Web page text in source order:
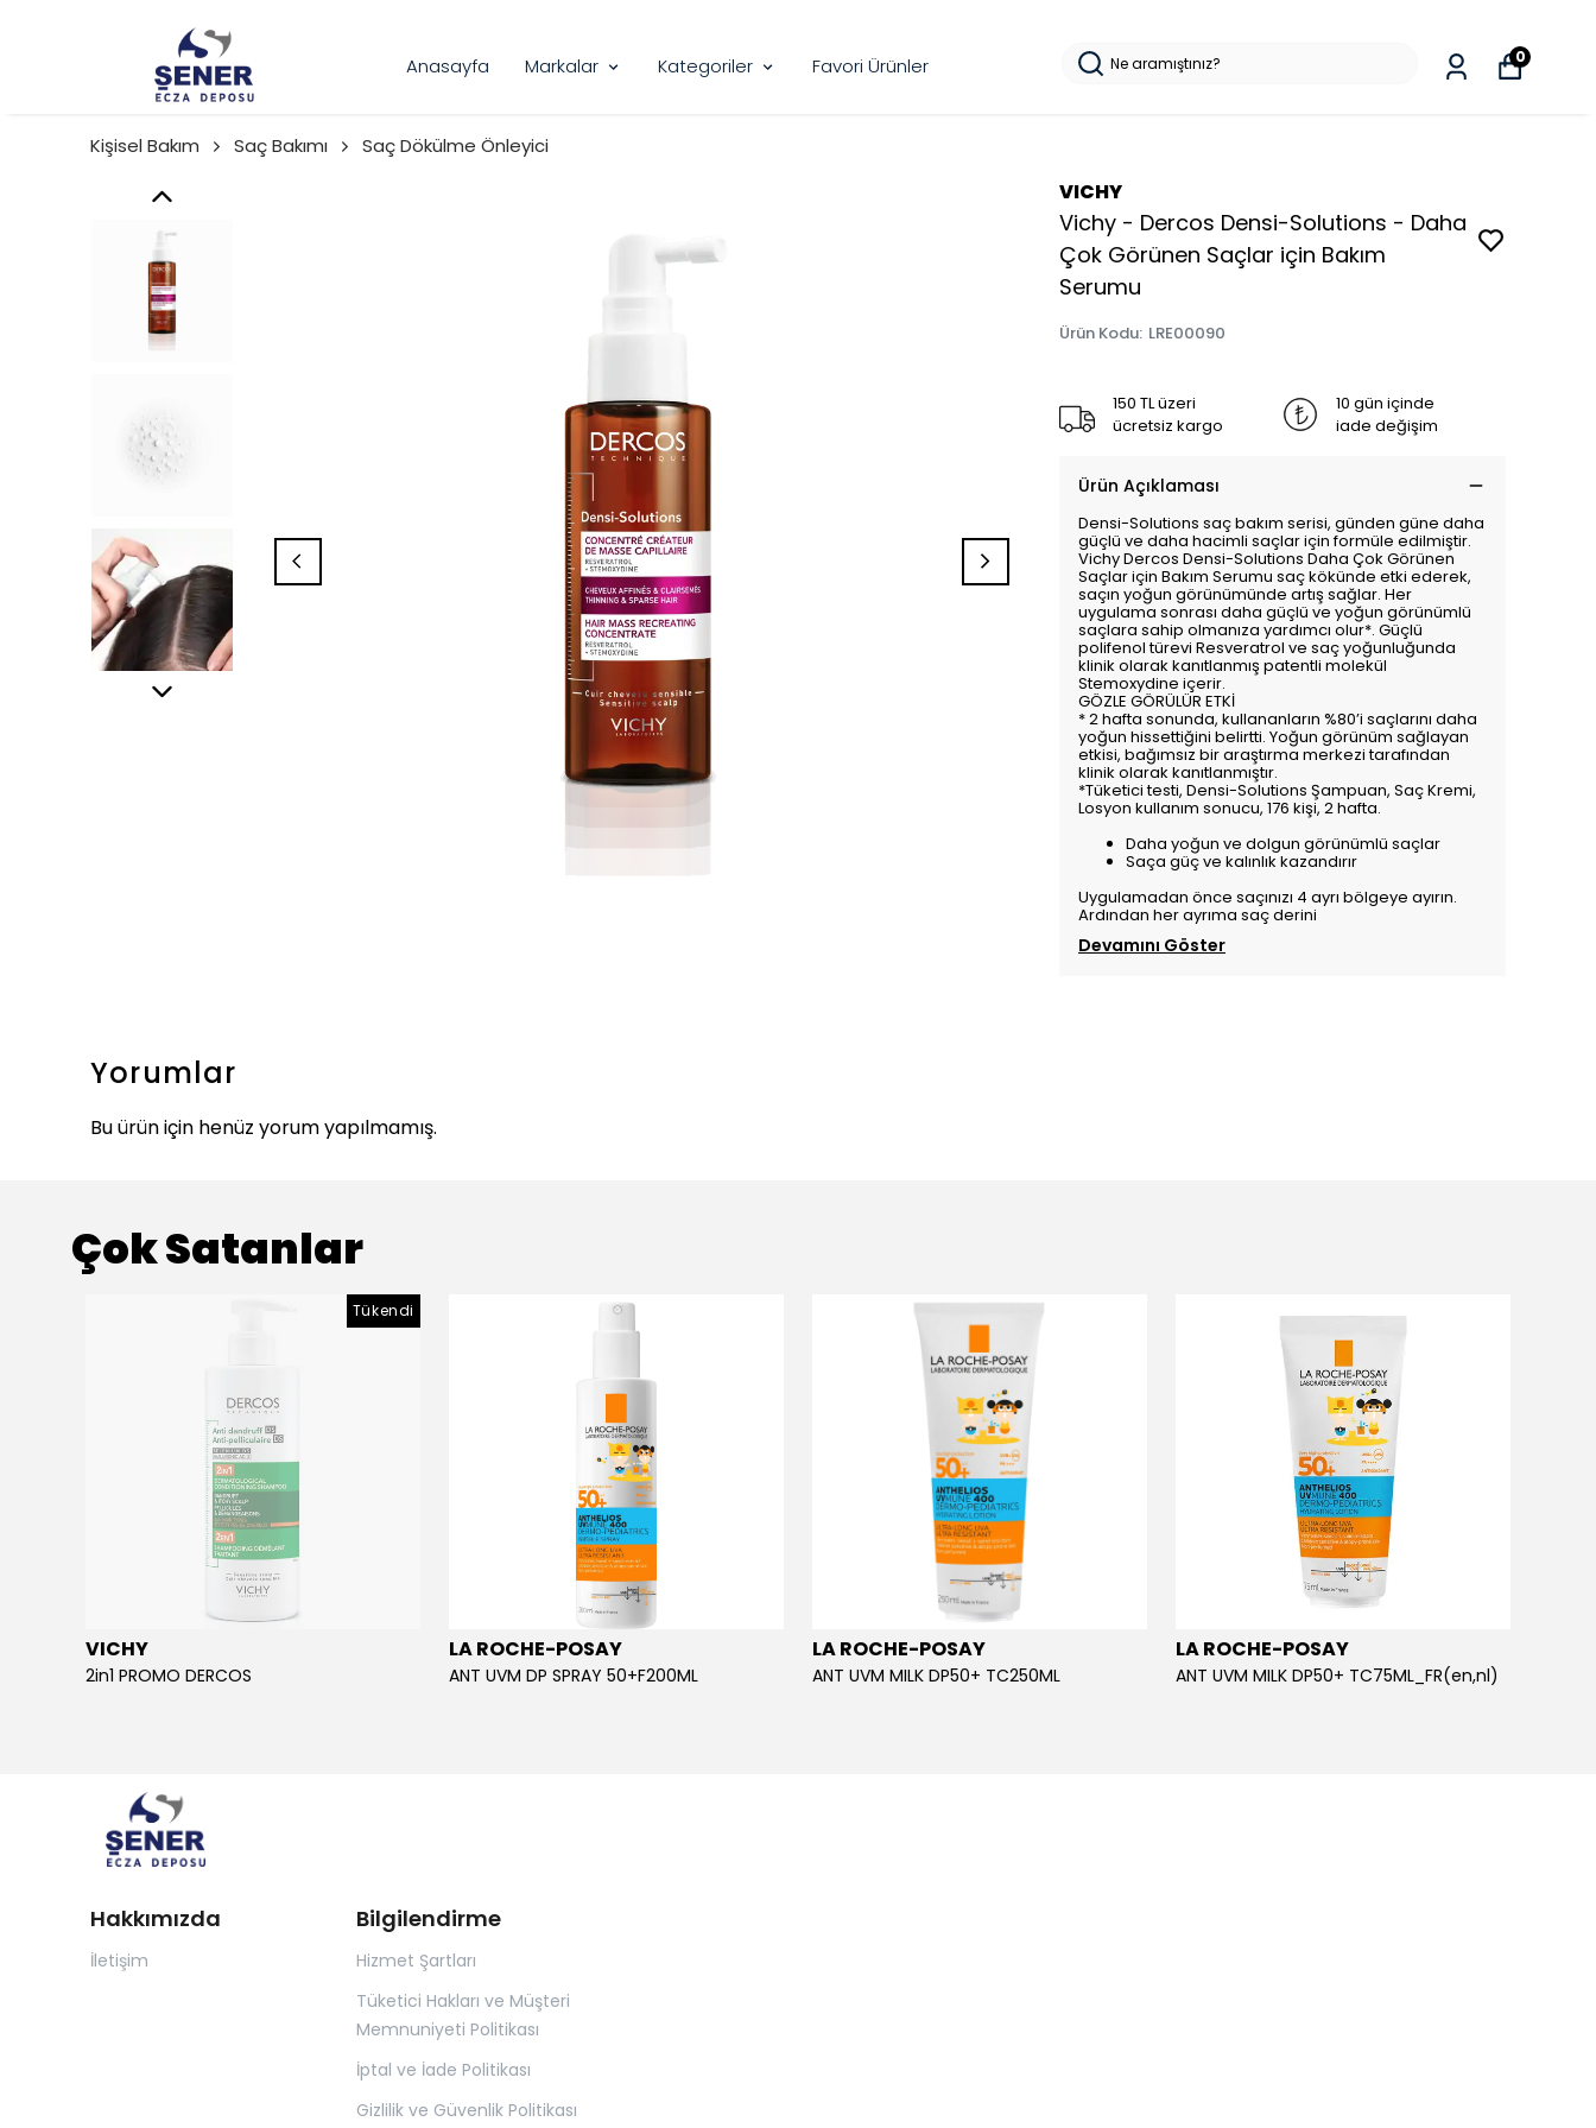
Anasayfa Markalar Kategoriler Favori Ürünler 0
Kişisel Bakım Saç Bakımı Saç Dökülme Önleyici
VICHY
Vichy - Dercos Densi-Solutions - Daha
Çok Görünen Saçlar için Bakım
Serumu
Ürün Kodu: LRE00090
150 TL üzeri
ücretsiz kargo
10 gün içinde
iade değişim
Ürün Açıklaması
Densi-Solutions saç bakım serisi, günden güne daha
güçlü ve daha hacimli saçlar için formüle edilmiştir.
Vichy Dercos Densi-Solutions Daha Çok Görünen
Saçlar için Bakım Serumu saç kökünde etki ederek,
saçın yoğun görünümünde artış sağlar. Her
uygulama sonrası daha güçlü ve yoğun görünümlü
saçlara sahip olmanıza yardımcı olur*. Güçlü
polifenol türevi Resveratrol ve saç yoğunluğunda
klinik olarak kanıtlanmış patentli molekül
Stemoxydine içerir.
GÖZLE GÖRÜLÜR ETKİ
* 2 hafta sonunda, kullananların %80’i saçlarını daha
yoğun hissettiğini belirtti. Yoğun görünüm sağlayan
etkisi, bağımsız bir araştırma merkezi tarafından
klinik olarak kanıtlanmıştır.
*Tüketici testi, Densi-Solutions Şampuan, Saç Kremi,
Losyon kullanım sonucu, 176 kişi, 2 hafta.
Daha yoğun ve dolgun görünümlü saçlar
Saça güç ve kalınlık kazandırır
Uygulamadan önce saçınızı 4 ayrı bölgeye ayırın.
Ardından her ayrıma saç derini
Devamını Göster
Yorumlar
Bu ürün için henüz yorum yapılmamış.
Çok Satanlar
Tükendi
VICHY
2in1 PROMO DERCOS
LA ROCHE-POSAY
ANT UVM DP SPRAY 50+F200ML
LA ROCHE-POSAY
ANT UVM MILK DP50+ TC250ML
LA ROCHE-POSAY
ANT UVM MILK DP50+ TC75ML_FR(en,nl)
Hakkımızda
İletişim
Bilgilendirme
Hizmet Şartları
Tüketici Hakları ve Müşteri
Memnuniyeti Politikası
İptal ve İade Politikası
Gizlilik ve Güvenlik Politikası